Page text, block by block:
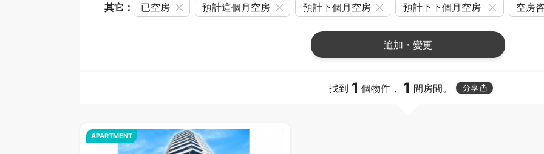
其它： 已空房 預計這個月空房 預計下個月空房 預計下下個月空房 空房
追加・變更
找到 1 個物件， 1 間房間。 分享
APARTMENT